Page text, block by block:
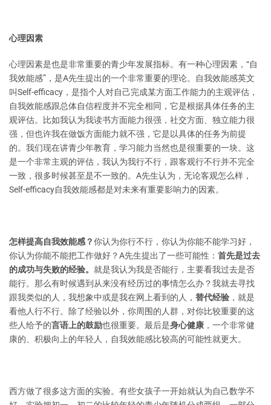
心理因素
心理因素是也是非常重要的青少年发展指标。有一种心理因素，“自
我效能感”，是A先生提出的一个非常重要的理论。自我效能感英文
叫Self-efficacy，是指个人对自己完成某方面工作能力的主观评估，
自我效能感跟总体自信程度并不完全相同，它是根据具体任务的主
观评估。比如我认为我读书方面能力很强，社交方面、独立能力很
强，但也许我在做饭方面能力就不强，它是以具体的任务为前提
的。我们现在讲青少年教育，学习能力当然也是很重要的一块。这
是一个非常主观的评估，我认为我行不行，跟客观行不行并不完全
一致，很多时候甚至是不一致的。A先生认为，无论客观怎么样，
Self-efficacy自我效能感都是对未来有重要影响力的因素。
怎样提高自我效能感？你认为你行不行，你认为你能不能学习好，
你认为你能不能把工作做好？A先生提出了一些可能性： 首先是过去
的成功与失败的经验。 就是我认为我是否能行，主要看我过去是否
能行。那么有时候遇到从来没有经历过的事情怎么办？我就去寻找
跟我类似的人，我想象中或是我在网上看到的人， 替代经验 ，就是
看他人行不行。除了经验以外，你周围的人群，对你比较重要的这
些人给予的言语上的鼓励也很重要。最后是身心健康 ，一个非常健
康的、积极向上的年轻人，自我效能感比较高的可能性就更大。
西方做了很多这方面的实验。有些女孩子一开始就认为自己数学不